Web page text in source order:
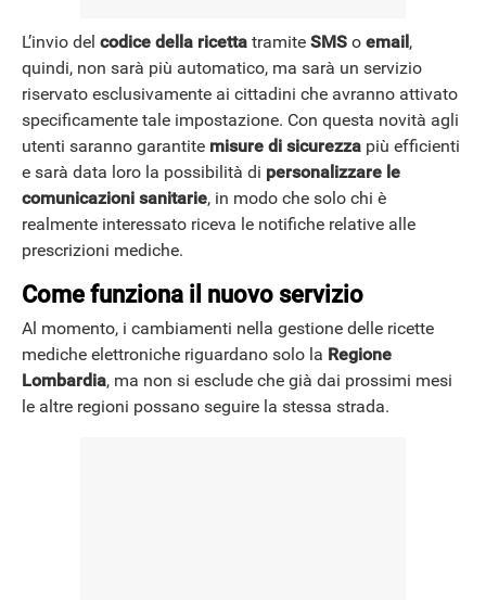
L’invio del codice della ricetta tramite SMS o email ,
quindi, non sarà più automatico, ma sarà un servizio
riservato esclusivamente ai cittadini che avranno attivato
specificamente tale impostazione. Con questa novità agli
utenti saranno garantite misure di sicurezza più efficienti
e sarà data loro la possibilità di personalizzare le
comunicazioni sanitarie, in modo che solo chi è
realmente interessato riceva le notifiche relative alle
prescrizioni mediche.
Come funziona il nuovo servizio
Al momento, i cambiamenti nella gestione delle ricette
mediche elettroniche riguardano solo la Regione
Lombardia, ma non si esclude che già dai prossimi mesi
le altre regioni possano seguire la stessa strada.